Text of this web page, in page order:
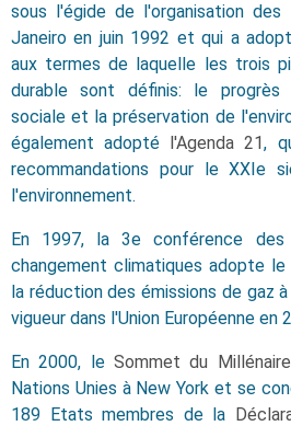
sous l'égide de l'organisation
Janeiro en juin 1992 et qui a
aux termes de laquelle les trois
durable sont définis: le progrès
sociale et la préservation de
également adopté l'Agenda 21,
recommandations pour le XXIe
l'environnement.
En 1997, la 3e conférence
changement climatiques adopte le
la réduction des émissions de gaz
vigueur dans l'Union Européenne en
En 2000, le Sommet du Millénaire
Nations Unies à New York et se
189 Etats membres de la